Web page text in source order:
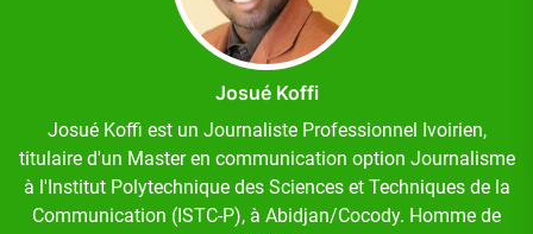
Josué Koffi
Josué Koffi est un Journaliste Professionnel Ivoirien,
titulaire d'un Master en communication option Journalisme
à l'Institut Polytechnique des Sciences et Techniques de la
Communication (ISTC-P), à Abidjan/Cocody. Homme de